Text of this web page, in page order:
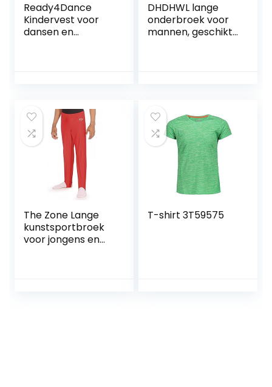
Ready4Dance
Kindervest voor
dansen en
DHDHWL lange
onderbroek voor
mannen, geschikt
The Zone Lange
kunstsportbroek
voor jongens en
T-shirt 3T59575